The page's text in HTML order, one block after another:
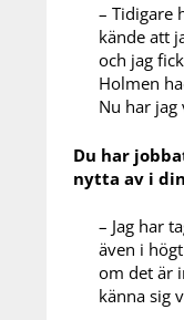
– Tidigare
kände att
och jag
Holmen
Nu har
Du har
nytta av i
– Jag har
även i
om det är
känna sig